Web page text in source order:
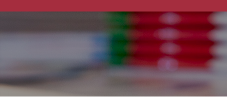
Parascolastico
Vacanze
Guide didattiche